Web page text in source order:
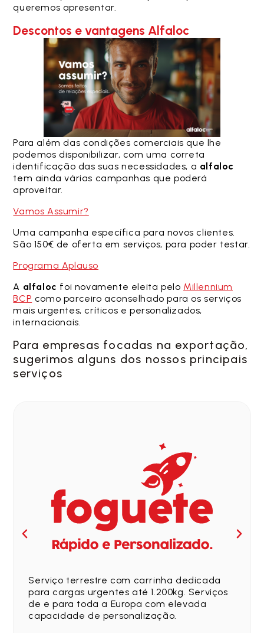
queremos apresentar.
Descontos e vantagens Alfaloc
Para além das condições comerciais que lhe
podemos disponibilizar, com uma correta
identificação das suas necessidades, a alfaloc
tem ainda várias campanhas que poderá
aproveitar.
Vamos Assumir?
Uma campanha específica para novos clientes.
São 150€ de oferta em serviços, para poder testar.
Programa Aplauso
A alfaloc foi novamente eleita pelo Millennium
BCP como parceiro aconselhado para os serviços
mais urgentes, críticos e personalizados,
internacionais.
Para empresas focadas na exportação,
sugerimos alguns dos nossos principais
serviços
Serviço terrestre com carrinha dedicada
para cargas urgentes até 1.200kg. Serviços
de e para toda a Europa com elevada
capacidade de personalização.